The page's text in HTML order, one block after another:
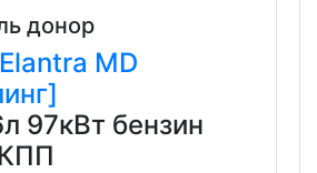
донор
Elantra MD
97кВт бензин